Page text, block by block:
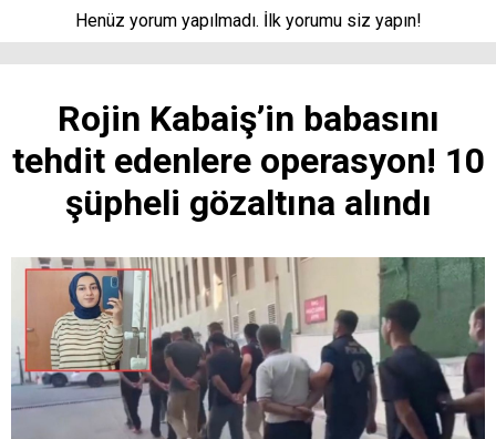
Henüz yorum yapılmadı. İlk yorumu siz yapın!
Rojin Kabaiş’in babasını
tehdit edenlere operasyon! 10
şüpheli gözaltına alındı